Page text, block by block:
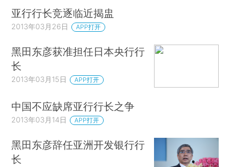
亚行行长竞逐临近揭盅
2013年03月26日 APP打开
黑田东彦获准担任日本央行行
长
2013年03月15日 APP打开
中国不应缺席亚行行长之争
2013年03月14日 APP打开
黑田东彦辞任亚洲开发银行行
长